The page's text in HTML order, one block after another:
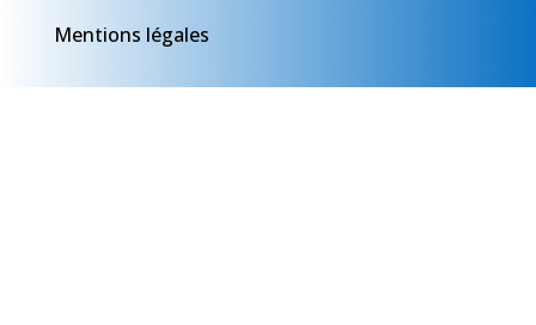
Mentions légales